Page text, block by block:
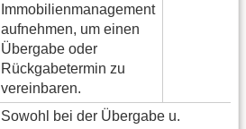
Immobilienmanagement
aufnehmen, um einen
Übergabe oder
Rückgabetermin zu
vereinbaren.
Sowohl bei der Übergabe u.